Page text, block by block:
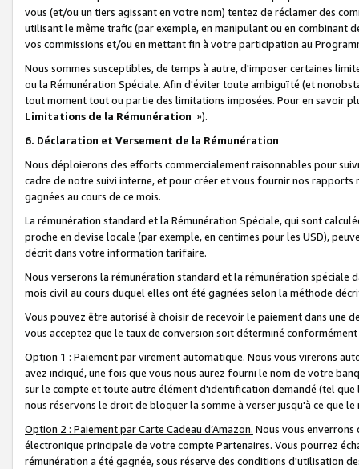
vous (et/ou un tiers agissant en votre nom) tentez de réclamer des
utilisant le même trafic (par exemple, en manipulant ou en combinant
vos commissions et/ou en mettant fin à votre participation au
Nous sommes susceptibles, de temps à autre, d'imposer certaines
ou la Rémunération Spéciale. Afin d'éviter toute ambiguïté (et
tout moment tout ou partie des limitations imposées. Pour en savoir
Limitations de la Rémunération »).
6. Déclaration et Versement de la Rémunération
Nous déploierons des efforts commercialement raisonnables pour
cadre de notre suivi interne, et pour créer et vous fournir nos
gagnées au cours de ce mois.
La rémunération standard et la Rémunération Spéciale, qui sont
proche en devise locale (par exemple, en centimes pour les USD),
décrit dans votre information tarifaire.
Nous verserons la rémunération standard et la rémunération spéciale
mois civil au cours duquel elles ont été gagnées selon la méthode
Vous pouvez être autorisé à choisir de recevoir le paiement dans une
vous acceptez que le taux de conversion soit déterminé
Option 1 : Paiement par virement automatique. Nous vous virerons
avez indiqué, une fois que vous nous aurez fourni le nom de votre
sur le compte et toute autre élément d'identification demandé (tel que
nous réservons le droit de bloquer la somme à verser jusqu'à ce que
Option 2 : Paiement par Carte Cadeau d’Amazon. Nous vous
électronique principale de votre compte Partenaires. Vous pourrez
rémunération a été gagnée, sous réserve des conditions d'utilisation